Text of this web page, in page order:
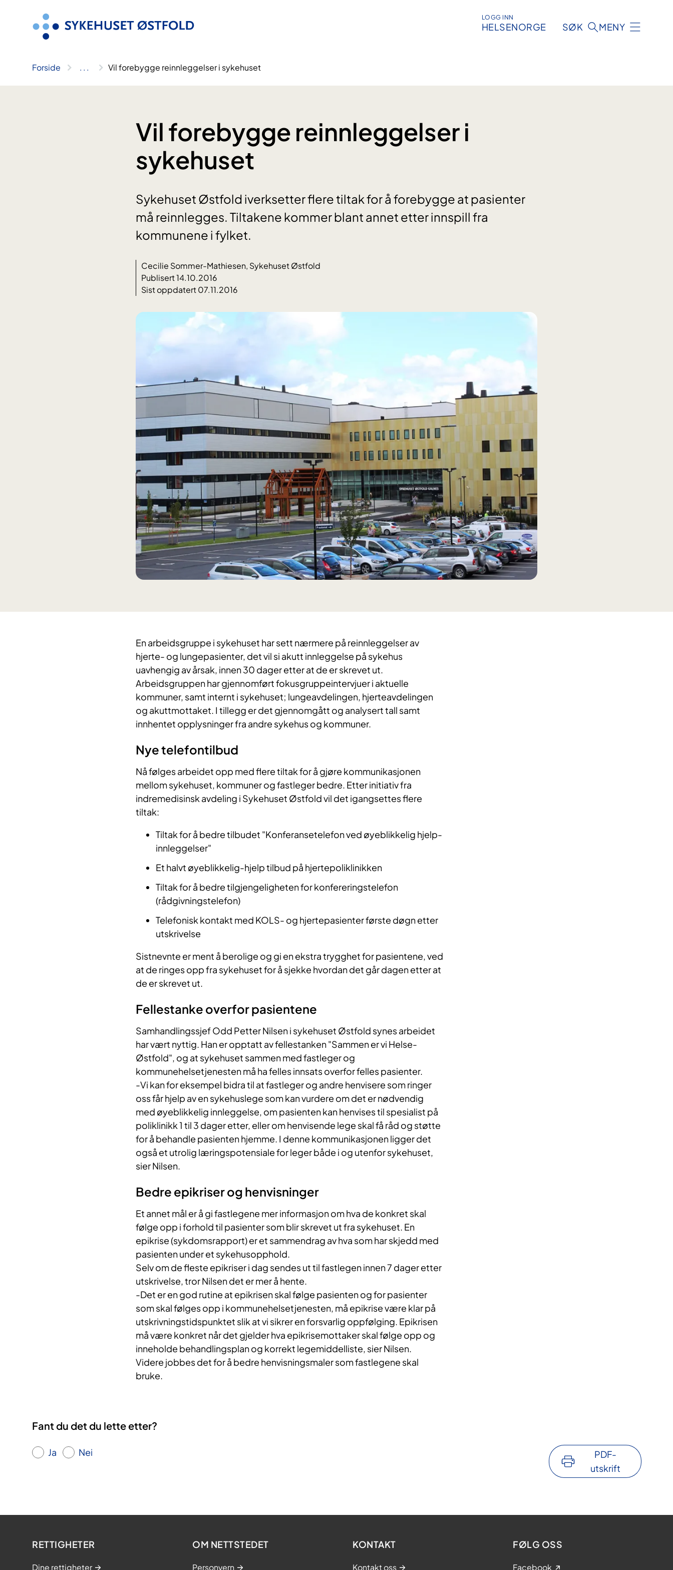
LOGG INN
HELSENORGE SØK MENY
Forside .. . Vil forebygge reinnleggelser i sykehuset
Vil forebygge reinnleggelser i
sykehuset
Sykehuset Østfold iverksetter flere tiltak for å forebygge at pasienter
må reinnlegges. Tiltakene kommer blant annet etter innspill fra
kommunene i fylket.
Cecilie Sommer-Mathiesen, Sykehuset Østfold
Publisert 14.10.2016
Sist oppdatert 07.11.2016
​En arbeidsgruppe i sykehuset har sett nærmere på reinnleggelser av
hjerte- og lungepasienter, det vil si akutt innleggelse på sykehus
uavhengig av årsak, innen 30 dager etter at de er skrevet ut.
Arbeidsgruppen har gjennomført fokusgruppeintervjuer i aktuelle
kommuner, samt internt i sykehuset; lungeavdelingen, hjerteavdelingen
og akuttmottaket. I tillegg er det gjennomgått og analysert tall samt
innhentet opplysninger fra andre sykehus og kommuner.
Nye telefontilbud
Nå følges arbeidet opp med flere tiltak for å gjøre kommunikasjonen
mellom sykehuset, kommuner og fastleger bedre. Etter initiativ fra
indremedisinsk avdeling i Sykehuset Østfold vil det igangsettes flere
tiltak:
Tiltak for å bedre tilbudet "Konferansetelefon ved øyeblikkelig hjelp-
innleggelser"
Et halvt øyeblikkelig-hjelp tilbud på hjertepoliklinikken
Tiltak for å bedre tilgjengeligheten for konfereringstelefon
(rådgivningstelefon)
Telefonisk kontakt med KOLS- og hjertepasienter første døgn etter
utskrivelse
Sistnevnte er ment å berolige og gi en ekstra trygghet for pasientene, ved
at de ringes opp fra sykehuset for å sjekke hvordan det går dagen etter at
de er skrevet ut.
Fellestanke overfor pasientene
Samhandlingssjef Odd Petter Nilsen i sykehuset Østfold synes arbeidet
har vært nyttig. Han er opptatt av fellestanken "Sammen er vi Helse-
Østfold", og at sykehuset sammen med fastleger og
kommunehelsetjenesten må ha felles innsats overfor felles pasienter.
-Vi kan for eksempel bidra til at fastleger og andre henvisere som ringer
oss får hjelp av en sykehuslege som kan vurdere om det er nødvendig
med øyeblikkelig innleggelse, om pasienten kan henvises til spesialist på
poliklinikk 1 til 3 dager etter, eller om henvisende lege skal få råd og støtte
for å behandle pasienten hjemme. I denne kommunikasjonen ligger det
også et utrolig læringspotensiale for leger både i og utenfor sykehuset,
sier Nilsen.
Bedre epikriser og henvisninger
Et annet mål er å gi fastlegene mer informasjon om hva de konkret skal
følge opp i forhold til pasienter som blir skrevet ut fra sykehuset. En
epikrise (sykdomsrapport) er et sammendrag av hva som har skjedd med
pasienten under et sykehusopphold.
Selv om de fleste epikriser i dag sendes ut til fastlegen innen 7 dager etter
utskrivelse, tror Nilsen det er mer å hente.
-Det er en god rutine at epikrisen skal følge pasienten og for pasienter
som skal følges opp i kommunehelsetjenesten, må epikrise være klar på
utskrivningstidspunktet slik at vi sikrer en forsvarlig oppfølging. Epikrisen
må være konkret når det gjelder hva epikrisemottaker skal følge opp og
inneholde behandlingsplan og korrekt legemiddelliste, sier Nilsen.
Videre jobbes det for å bedre henvisningsmaler som fastlegene skal
bruke.
Fant du det du lette etter?
Ja Nei
PDF-
utskrift
RETTIGHETER
Dine rettigheter
OM NETTSTEDET
Personvern
KONTAKT
Kontakt oss
FØLG OSS
Facebook